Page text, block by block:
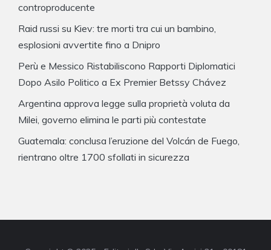
controproducente
Raid russi su Kiev: tre morti tra cui un bambino,
esplosioni avvertite fino a Dnipro
Perù e Messico Ristabiliscono Rapporti Diplomatici
Dopo Asilo Politico a Ex Premier Betssy Chávez
Argentina approva legge sulla proprietà voluta da
Milei, governo elimina le parti più contestate
Guatemala: conclusa l’eruzione del Volcán de Fuego,
rientrano oltre 1700 sfollati in sicurezza